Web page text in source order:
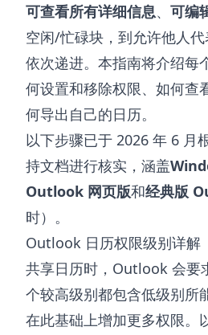
可查看所有详细信息、 可编
空闲/忙碌块，到允许他人
依次递进。本指南将介绍每
何设置和移除权限、如何查
何导出自己的日历。
以下步骤已于 2026 年 6 月
持文档进行核实，涵盖
Outlook 网页版和经典版
时）。
Outlook 日历权限级别详解
共享日历时，Outlook 会要
个较高级别都包含低级别所
在此基础上增加更多权限。